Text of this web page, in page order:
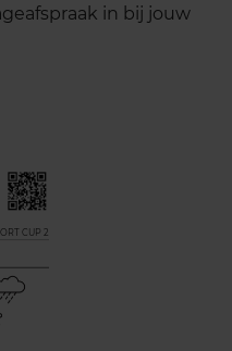
in bij jouw
CUP 2